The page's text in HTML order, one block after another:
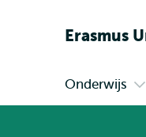
Erasmus
Primair
Onderwijs